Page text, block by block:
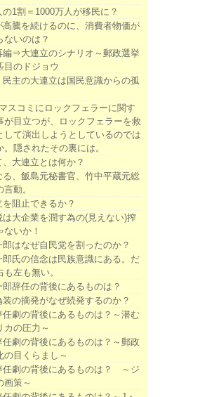
の1割＝1000万人が移民に？
高騰を続けるのに、消費者物価が
ないのは？
編⇒大連立のシナリオ～郵政選挙
目のドジョウ
民主の大連立は国民意識からの孤
スコミにロックフェラーに関す
が目立つが、ロックフェラーを救
して演出しようとしているのでは
。隠されたその裏には。
、大連立とは何か？
る、飯島元秘書官、竹中平蔵元総
動。
を阻止できるか？
は大企業を潤す為の(見えない)搾
ないか！
郎はなぜ自民党を割ったのか？
郎氏の信念は民族意識にある。だ
も左も無い。
郎辞任の背後にあるものは？
装の摘発がなぜ続発するのか？
任劇の背後にあるものは？～潜む
カの圧力～
任劇の背後にあるものは？～郵政
の目くらまし～
任劇の背後にあるものは？ ～ジ
画策～